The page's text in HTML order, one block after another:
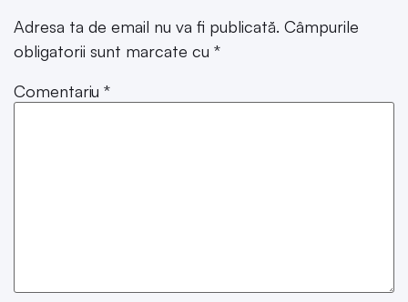
Adresa ta de email nu va fi publicată. Câmpurile
obligatorii sunt marcate cu *
Comentariu *